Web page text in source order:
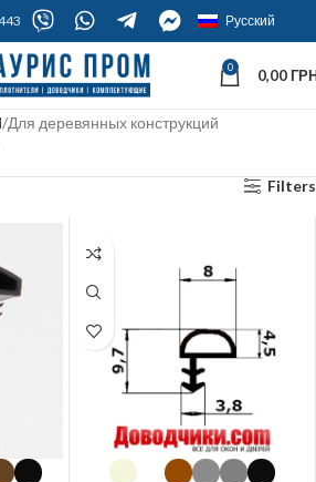
Русский
0 0,00
Для деревянных конструкций
Filters